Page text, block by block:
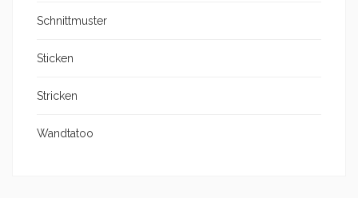
Schnittmuster
Sticken
Stricken
Wandtatoo